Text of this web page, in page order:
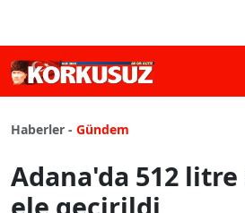
Haberler - Gündem
Adana'da 512
ele geçirildi